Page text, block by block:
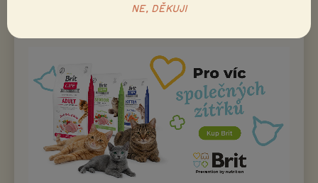
Uživatel s deaktivovaným
NE, DĚKUJI